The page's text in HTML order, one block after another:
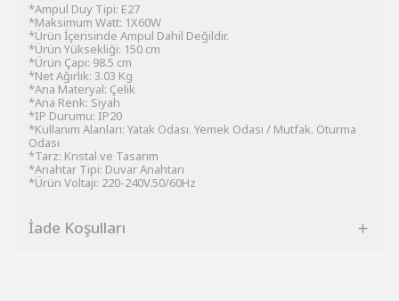
*Ampul Duy Tipi: E27
*Maksimum Watt: 1X60W
*Ürün İçerisinde Ampul Dahil Değildir.
*Ürün Yüksekliği: 150 cm
*Ürün Çapı: 98.5 cm
*Net Ağırlık: 3.03 Kg
*Ana Materyal: Çelik
*Ana Renk: Siyah
*IP Durumu: IP20
*Kullanım Alanları: Yatak Odası. Yemek Odası / Mutfak. Oturma
Odası
*Tarz: Kristal ve Tasarım
*Anahtar Tipi: Duvar Anahtarı
*Ürün Voltajı: 220-240V.50/60Hz
İade Koşulları